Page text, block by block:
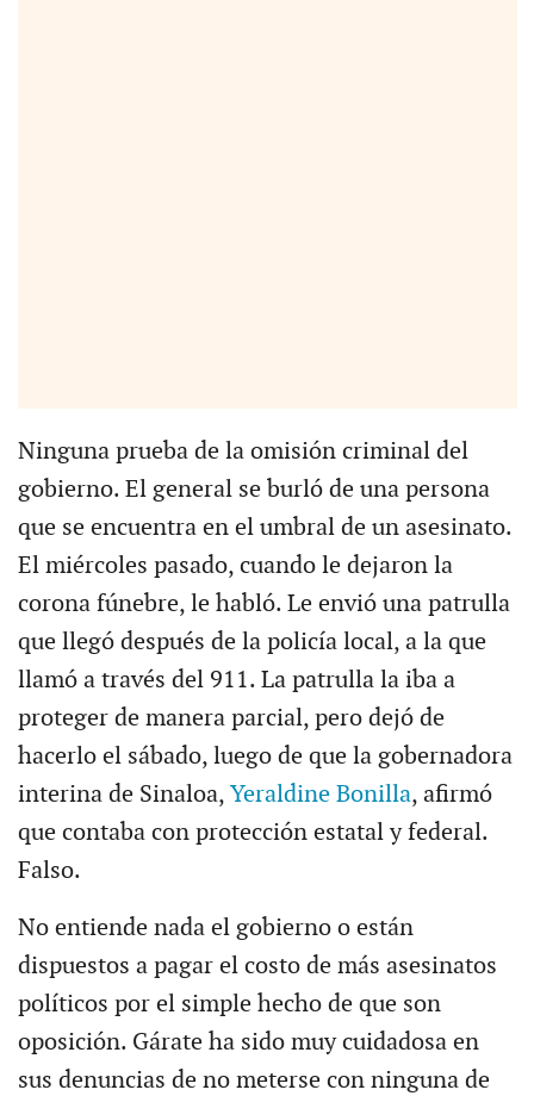
Ninguna prueba de la omisión criminal del
gobierno. El general se burló de una persona
que se encuentra en el umbral de un asesinato.
El miércoles pasado, cuando le dejaron la
corona fúnebre, le habló. Le envió una patrulla
que llegó después de la policía local, a la que
llamó a través del 911. La patrulla la iba a
proteger de manera parcial, pero dejó de
hacerlo el sábado, luego de que la gobernadora
interina de Sinaloa, Yeraldine Bonilla, afirmó
que contaba con protección estatal y federal.
Falso.
No entiende nada el gobierno o están
dispuestos a pagar el costo de más asesinatos
políticos por el simple hecho de que son
oposición. Gárate ha sido muy cuidadosa en
sus denuncias de no meterse con ninguna de